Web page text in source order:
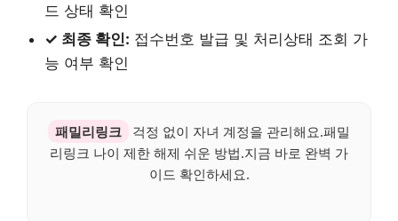
드 상태 확인
✓ 최종 확인: 접수번호 발급 및 처리상태 조회 가
능 여부 확인
패밀리링크
걱정 없이 자녀 계정을 관리해요.패밀
리링크 나이 제한 해제 쉬운 방법.지금 바로 완벽 가
이드 확인하세요.